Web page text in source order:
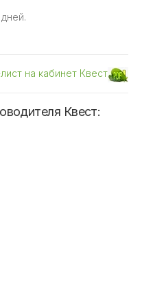
на кабинет Квест
Квест: